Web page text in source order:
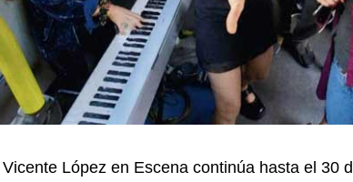
López en Escena continúa hasta el 30